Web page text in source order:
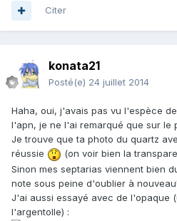
Citer
konata21
Posté(e) 24 juillet 2014
Haha, oui, j'avais pas vu l'espèce
l'apn, je ne l'ai remarqué que sur le
Je trouve que ta photo du quartz
réussie
(on voir bien la
Sinon mes septarias viennent bien
note sous peine d'oublier à nouveau!
J'ai aussi essayé avec de l'opaque
l'argentolle) :